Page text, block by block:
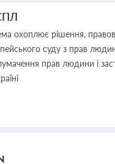
охоплює рішення,
суду з прав
прав людини і